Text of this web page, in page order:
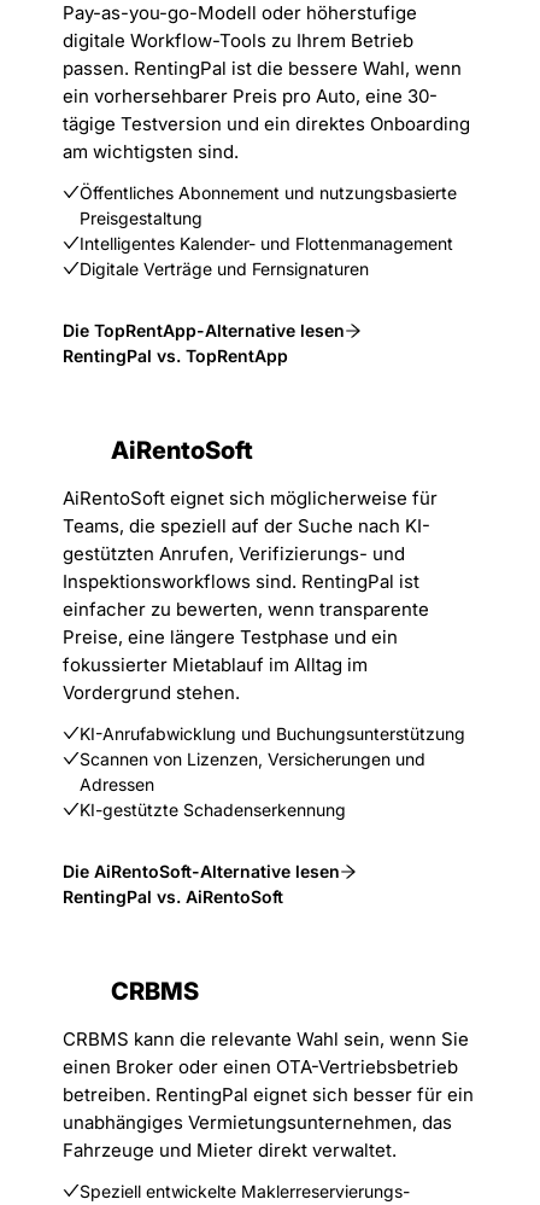
Pay-as-you-go-Modell oder höherstufige
digitale Workflow-Tools zu Ihrem Betrieb
passen. RentingPal ist die bessere Wahl, wenn
ein vorhersehbarer Preis pro Auto, eine 30-
tägige Testversion und ein direktes Onboarding
am wichtigsten sind.
Öffentliches Abonnement und nutzungsbasierte
Preisgestaltung
Intelligentes Kalender- und Flottenmanagement
Digitale Verträge und Fernsignaturen
Die TopRentApp-Alternative lesen
RentingPal vs. TopRentApp
AiRentoSoft
AiRentoSoft eignet sich möglicherweise für
Teams, die speziell auf der Suche nach KI-
gestützten Anrufen, Verifizierungs- und
Inspektionsworkflows sind. RentingPal ist
einfacher zu bewerten, wenn transparente
Preise, eine längere Testphase und ein
fokussierter Mietablauf im Alltag im
Vordergrund stehen.
KI-Anrufabwicklung und Buchungsunterstützung
Scannen von Lizenzen, Versicherungen und
Adressen
KI-gestützte Schadenserkennung
Die AiRentoSoft-Alternative lesen
RentingPal vs. AiRentoSoft
CRBMS
CRBMS kann die relevante Wahl sein, wenn Sie
einen Broker oder einen OTA-Vertriebsbetrieb
betreiben. RentingPal eignet sich besser für ein
unabhängiges Vermietungsunternehmen, das
Fahrzeuge und Mieter direkt verwaltet.
Speziell entwickelte Maklerreservierungs-